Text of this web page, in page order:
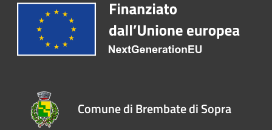
Comune di Brembate di Sopra